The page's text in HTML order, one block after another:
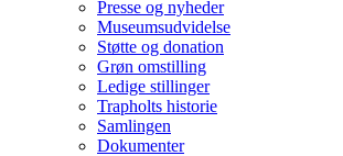
Presse og nyheder
Museumsudvidelse
Støtte og donation
Grøn omstilling
Ledige stillinger
Trapholts historie
Samlingen
Dokumenter